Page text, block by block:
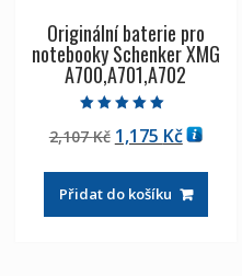
Originální baterie pro
notebooky Schenker XMG
A700,A701,A702
5.00
z 5
2,107Kč Původní
byla:
2,107 Kč
1,175 KčAktuální
je:
1,175 Kč
Přidat do košíku